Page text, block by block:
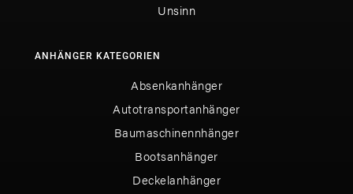
Unsinn
ANHÄNGER KATEGORIEN
Absenkanhänger
Autotransportanhänger
Baumaschinennhänger
Bootsanhänger
Deckelanhänger